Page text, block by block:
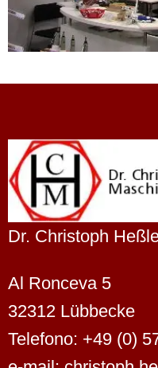
Dr. Christoph
Al Ronceva 5
32312 Lübbecke
Telefono: +49 (0)